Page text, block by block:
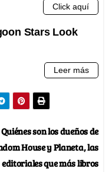
Quiénes son los dueños de
House y Planeta, las
editoriales que más libros